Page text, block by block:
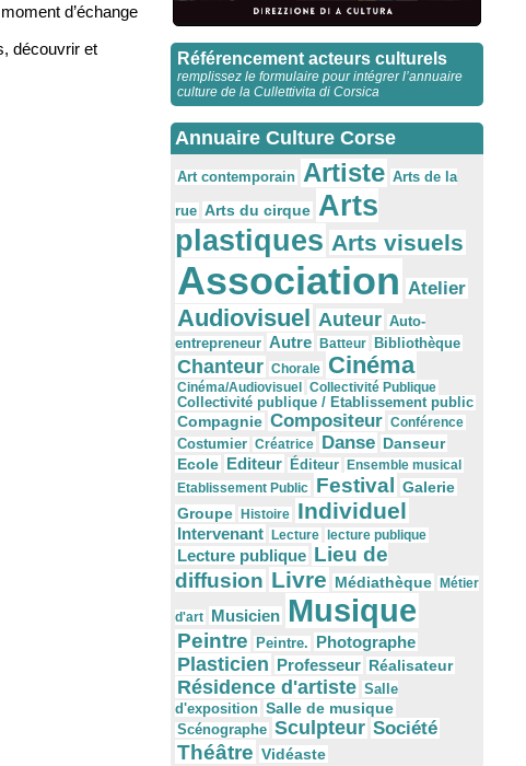
d’échange
découvrir et
Référencement acteurs culturels
remplissez le formulaire pour intégrer l’annuaire
culture de la Cullettivita di Corsica
Annuaire Culture Corse
Art contemporain Artiste Arts de la
rue Arts du cirque Arts
plastiques Arts visuels
Association Atelier
Audiovisuel Auteur Auto-
entrepreneur Autre Batteur Bibliothèque
Chanteur Chorale Cinéma
Cinéma/Audiovisuel
Collectivité Publique
Collectivité publique / Etablissement public
Compagnie Compositeur Conférence
Costumier Créatrice Danse Danseur
Ecole Editeur Éditeur
Ensemble musical
Etablissement Public Festival Galerie
Groupe
Histoire Individuel
Intervenant Lecture lecture publique
Lecture publique Lieu de
diffusion Livre Médiathèque Métier
d'art Musicien Musique
Peintre Peintre. Photographe
Plasticien Professeur Réalisateur
Résidence d'artiste Salle
d'exposition Salle de musique
Scénographe Sculpteur Société
Théâtre Vidéaste